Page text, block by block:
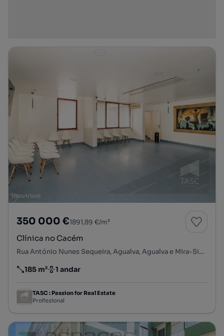
350 000 €1891,89 €/m²
Clínica no Cacém
Rua António Nunes Sequeira, Agualva, Agualva e Mira-Sintra, Sintra, Lisboa
Preço por metro quadrado
185 m²
Andar 1 andar
TASC : Passion for Real Estate
Profissional